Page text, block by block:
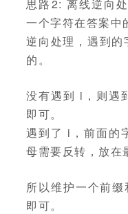
思路2: 离线逆向
一个字符在答案中
逆向处理，遇到的
的。
没有遇到 i，则遇
即可。
遇到了 i，前面的
母需要反转，放在
所以维护一个前
即可。